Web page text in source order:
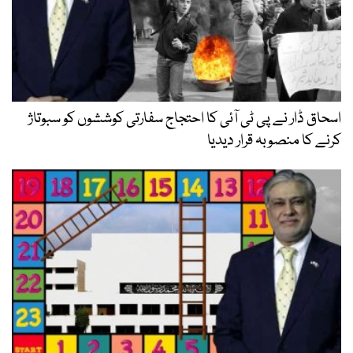
نے پی ٹی آئی کا احتجاج سفارتی کوششوں کو سبوتاژ
قرار دیدیا